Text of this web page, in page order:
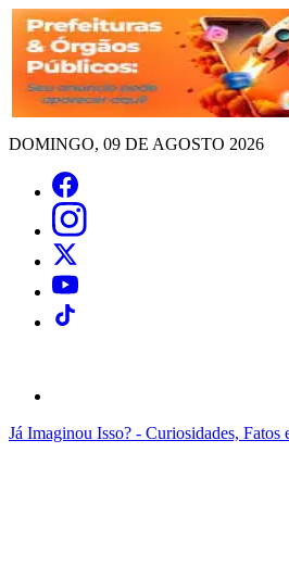
DOMINGO, 09 DE AGOSTO 2026
Já Imaginou Isso? - Curiosidades, Fatos